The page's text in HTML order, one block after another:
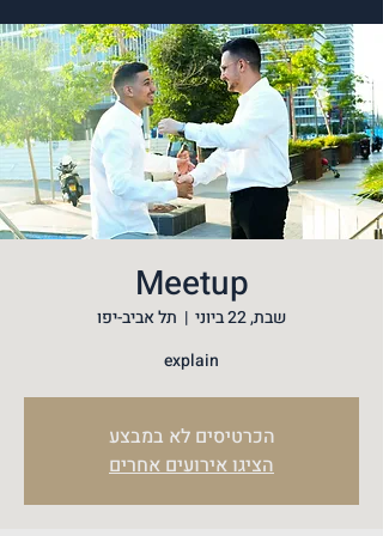
Meetup
שבת, 22 ביוני
  |
תל אביב-יפו
explain
הכרטיסים לא במבצע
הציגו אירועים אחרים